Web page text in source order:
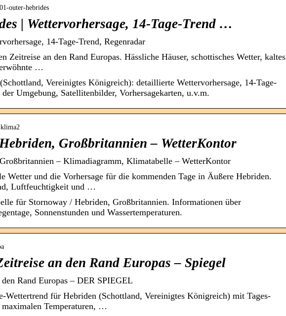
outer-hebrides
| Wettervorhersage, 14-Tage-Trend …
14-Tage-Trend, Regenradar
an den Rand Europas. Hässliche Häuser, schottisches Wetter, kaltes
…
Vereinigtes Königreich): detaillierte Wettervorhersage, 14-Tage-
Umgebung, Satellitenbilder, Vorhersagekarten, u.v.m.
Großbritannien – WetterKontor
– Klimadiagramm, Klimatabelle – WetterKontor
Wetter und die Vorhersage für die kommenden Tage in Äußere Hebriden.
Luftfeuchtigkeit und …
für Stornoway / Hebriden, Großbritannien. Informationen über
Sonnenstunden und Wassertemperaturen.
an den Rand Europas – Spiegel
Rand Europas – DER SPIEGEL
Wettertrend für Hebriden (Schottland, Vereinigtes Königreich) mit Tages-
Temperaturen, …